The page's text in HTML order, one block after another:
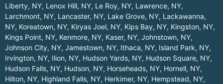
Liberty, NY, Lenox Hill, NY, Le Roy, NY, Lawrence, NY,
Larchmont, NY, Lancaster, NY, Lake Grove, NY, Lackawanna,
NY, Koreatown, NY, Kiryas Joel, NY, Kips Bay, NY, Kingston, NY,
Kings Point, NY, Kenmore, NY, Kaser, NY, Johnstown, NY,
Johnson City, NY, Jamestown, NY, Ithaca, NY, Island Park, NY,
Irvington, NY, Ilion, NY, Hudson Yards, NY, Hudson Square, NY,
Hudson Falls, NY, Hudson, NY, Horseheads, NY, Hornell, NY,
Hilton, NY, Highland Falls, NY, Herkimer, NY, Hempstead, NY,